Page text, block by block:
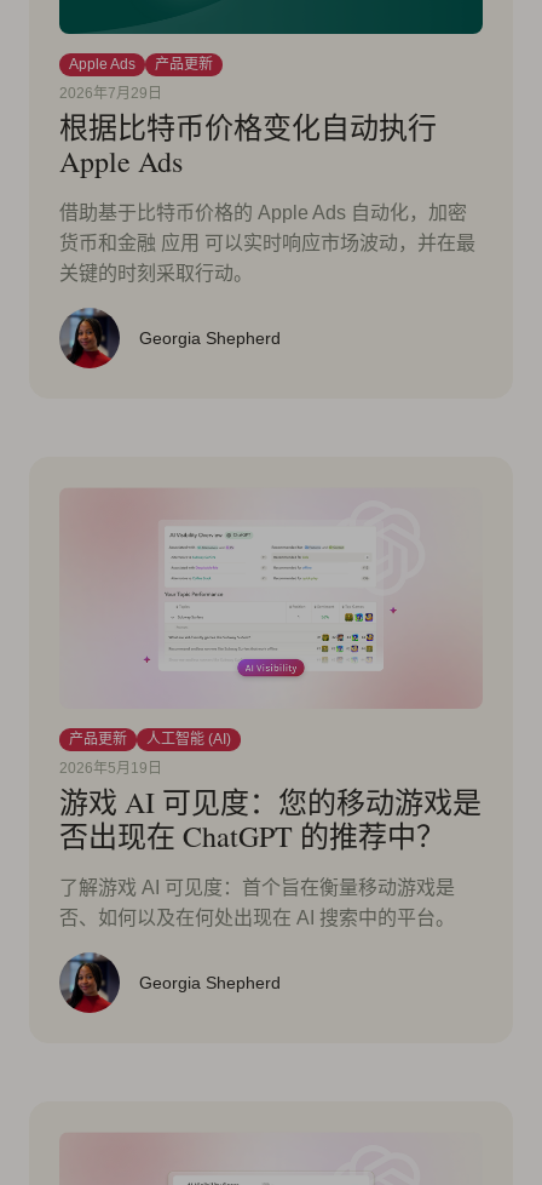
Apple Ads
产品更新
2026年7月29日
根据比特币价格变化自动执行
Apple Ads
借助基于比特币价格的 Apple Ads 自动化，加密
货币和金融 应用 可以实时响应市场波动，并在最
关键的时刻采取行动。
Georgia Shepherd
产品更新
人工智能 (AI)
2026年5月19日
游戏 AI 可见度：您的移动游戏是
否出现在 ChatGPT 的推荐中？
了解游戏 AI 可见度：首个旨在衡量移动游戏是
否、如何以及在何处出现在 AI 搜索中的平台。
Georgia Shepherd